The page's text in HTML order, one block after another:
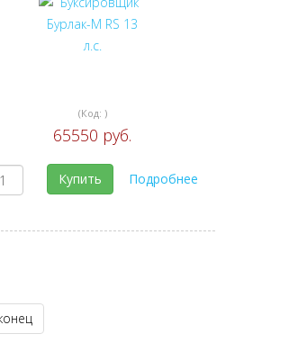
(Код: )
65550 руб.
Купить Подробнее